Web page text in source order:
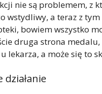
nie są problemem, z
wstydliwy, a teraz z
bowiem wszystko
druga strona
lekarza, a może się to
działanie